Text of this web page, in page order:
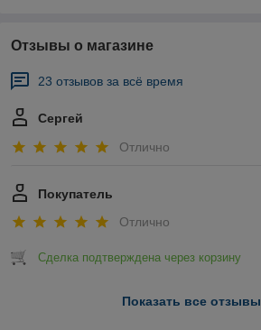
Отзывы о магазине
23 отзывов за всё время
Сергей
Отлично
Покупатель
Отлично
Сделка подтверждена через корзину
Показать все отзывы